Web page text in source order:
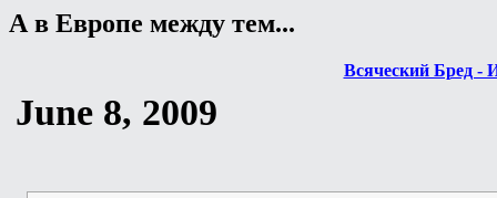
А в Европе между тем...
Всяческий Бред -
June 8, 2009